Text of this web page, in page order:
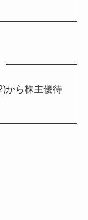
から株主優待